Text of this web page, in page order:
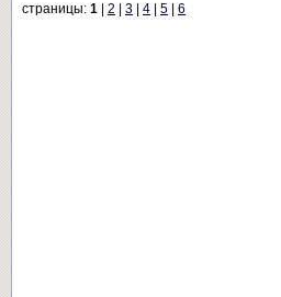
страницы: 1 2 3 4 5 6